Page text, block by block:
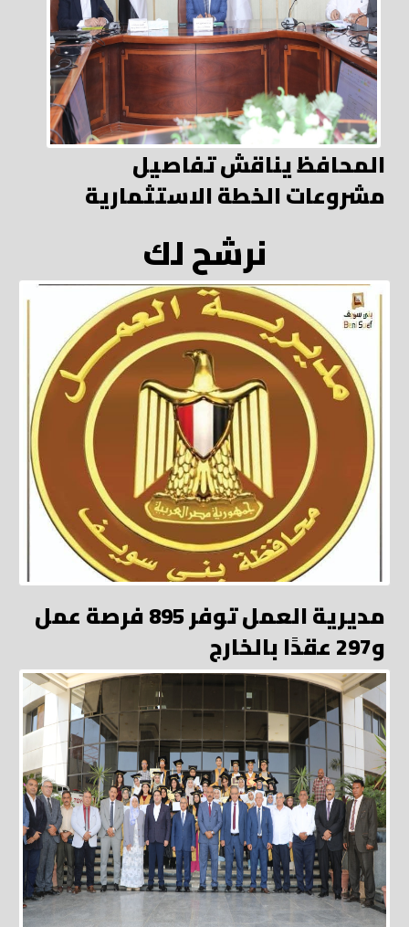
المحافظ يناقش تفاصيل
مشروعات الخطة الاستثمارية
نرشح لك
مديرية العمل توفر 895 فرصة عمل
و297 عقدًا بالخارج